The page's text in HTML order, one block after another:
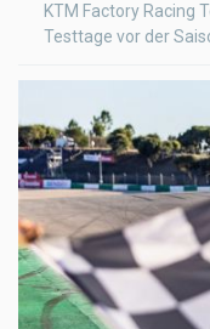
KTM Factory Racing
Testtage vor der